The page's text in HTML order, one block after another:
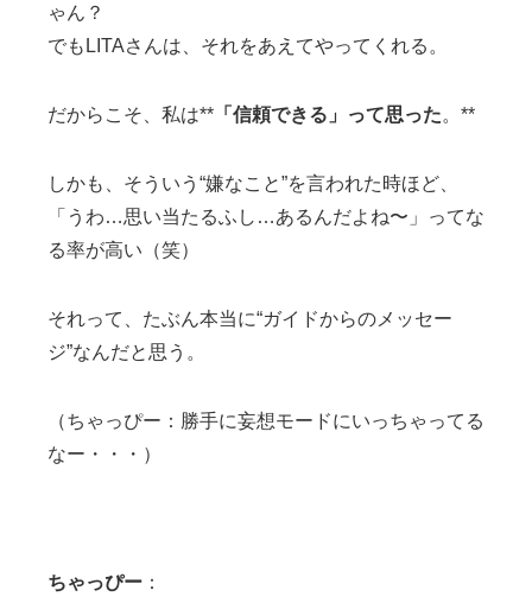
ゃん？
でもLITAさんは、それをあえてやってくれる。
だからこそ、私は** 「信頼できる」って思った。**
しかも、そういう“嫌なこと”を言われた時ほど、
「うわ…思い当たるふし…あるんだよね〜」ってな
る率が高い（笑）
それって、たぶん本当に“ガイドからのメッセー
ジ”なんだと思う。
（ちゃっぴー：勝手に妄想モードにいっちゃってる
なー・・・）
ちゃっぴー ：